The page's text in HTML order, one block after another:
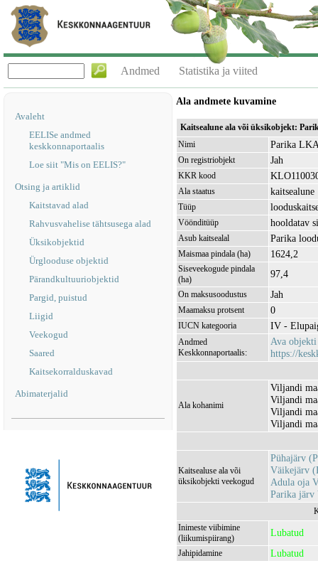
Andmed Statistika ja viited
Avaleht
EELISe andmed
keskkonnaportaalis
Loe siit "Mis on EELIS?"
Otsing ja artiklid
Kaitstavad alad
Rahvusvahelise tähtsusega alad
Üksikobjektid
Ürglooduse objektid
Pärandkultuuriobjektid
Pargid, puistud
Liigid
Veekogud
Saared
Kaitsekorralduskavad
Abimaterjalid
Ala andmete kuvamine
Kaitsealune ala või üksikobjekt:
Nimi
Parika
On registriobjekt Jah
KKR kood
Ala staatus kaitsealune
Tüüp
Vöönditüüp hooldatav
Asub kaitsealal Parika
Maismaa pindala (ha) 1624,2
Siseveekogude pindala
(ha)
97,4
On maksusoodustus Jah
Maamaksu protsent 0
IUCN kategooria IV -
Andmed
Keskkonnaportaalis:
Ava objekti
https://
Ala kohanimi
Viljandi
Viljandi
Viljandi
Viljandi
Kaitsealuse ala või
üksikobjekti veekogud
Pühajärv
Väikejärv
Adula oja
Parika järv
Inimeste viibimine
(liikumispiirang)
Lubatud
Jahipidamine Lubatud